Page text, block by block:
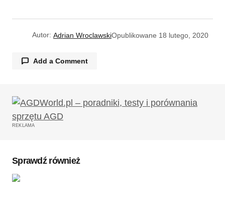
Autor: Adrian WroclawskiOpublikowane 18 lutego, 2020
Add a Comment
Twój adres email nie zostanie opublikowany.
Wymagane pola są oznaczone
REKLAMA
Sprawdź również